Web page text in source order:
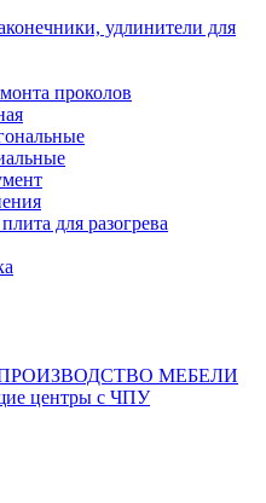
удлинители для
проколов
для разогрева
МЕБЕЛИ
центры с ЧПУ